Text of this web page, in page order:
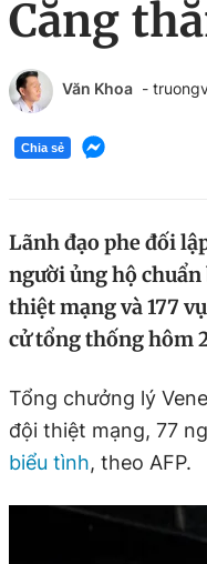
Căng
Văn Khoa -
Chia sẻ
Lãnh đạo phe đối
người ủng hộ
thiệt mạng và 177
cử tổng thống hôm
Tổng chưởng lý
đội thiệt mạng, 77
biểu tình, theo AFP.